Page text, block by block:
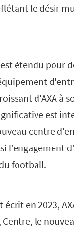
le désir
étendu pour
d'AXA à
est
centre
l’engagement
football.
écrit en 2023,
le